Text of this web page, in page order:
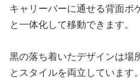
キャリーバーに通せる背面ポ
と一体化して移動できます。
黒の落ち着いたデザインは場
とスタイルを両立しています。